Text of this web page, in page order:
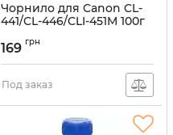
Чорнило для Canon CL-
441/CL-446/CLI-451M 100г
Артикул:
169 грн
Под заказ